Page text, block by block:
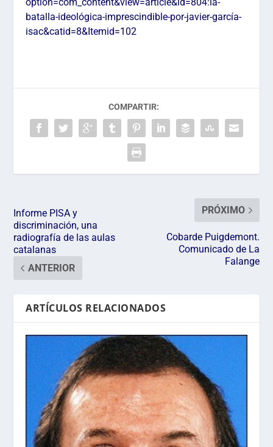
option=com_content&view=article&id=804:la-
batalla-ideológica-imprescindible-por-javier-garcía-
isac&catid=8&Itemid=102
COMPARTIR:
Informe PISA y
discriminación, una
radiografía de las aulas
catalanas
ANTERIOR
PRÓXIMO
Cobarde Puigdemont.
Comunicado de La
Falange
ARTÍCULOS RELACIONADOS